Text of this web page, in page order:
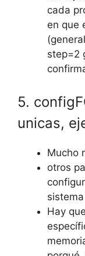
cada
en que
step=2
5.
unicas,
Mucho
otros
sistema
Hay